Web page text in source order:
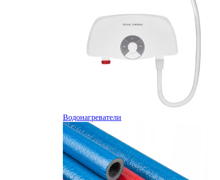
Водонагреватели